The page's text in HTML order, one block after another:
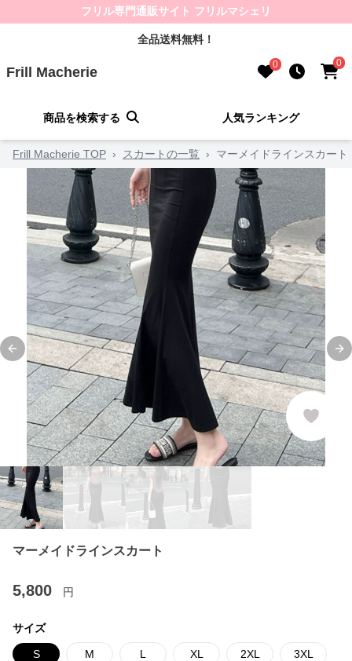
フリル専門通販サイト フリルマシェリ
全品送料無料！
Frill Macherie 0 0
商品を検索する 人気ランキング
Frill Macherie TOP › スカートの一覧 › マーメイドラインスカート
Previous slide
マーメイドラインスカート
5,800 円
サイズ
S M L XL 2XL 3XL